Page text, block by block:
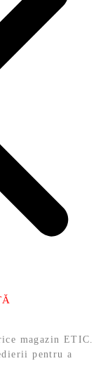
magazin ETIC.
pentru a